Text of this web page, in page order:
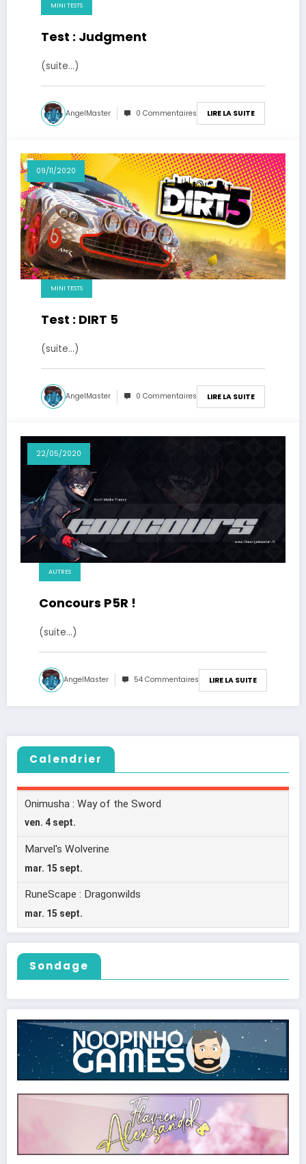
MINI TESTS
Test : Judgment
(suite…)
AngelMaster 0 Commentaires LIRE LA SUITE
09/11/2020
MINI TESTS
Test : DIRT 5
(suite…)
AngelMaster 0 Commentaires LIRE LA SUITE
22/05/2020
AUTRES
Concours P5R !
(suite…)
AngelMaster 54 Commentaires LIRE LA SUITE
Calendrier
Sondage